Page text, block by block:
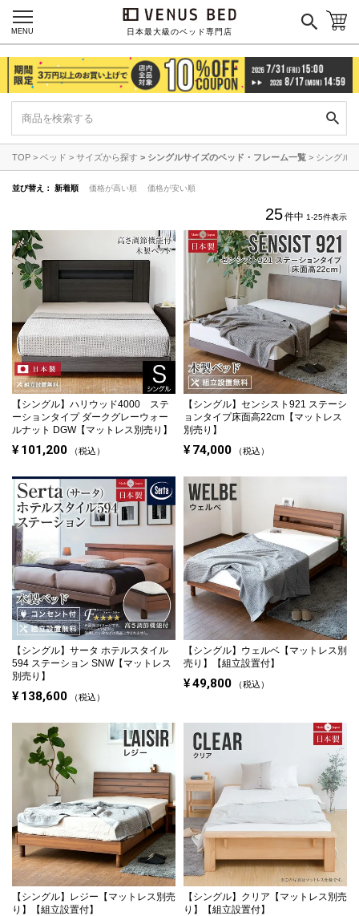
日本最大級のベッド専門店
MENU
TOP ベッド サイズから探す シングルサイズのベッド・フレーム一覧 シングル
並び替え 新着順 価格が高い順 価格が安い順
25件中 1-25件表示
【シングル】 ハリウッド4000 ステ
ーションタイプ ダークグレーウォー
ルナット DGW【マットレス別売り】
¥ 101,200 税込
【シングル】 センシスト921 ステーシ
ョンタイプ床面高22cm【マットレス
別売り】
¥ 74,000 税込
【シングル】 サータ ホテルスタイル
594 ステーション SNW【マットレス
別売り】
¥ 138,600 税込
【シングル】 ウェルベ【マットレス別
売り】【組立設置付】
¥49,800 税込
【シングル】 レジー【マットレス別売
り】【組立設置付】
【シングル】 クリア【マットレス別売
り】【組立設置付】